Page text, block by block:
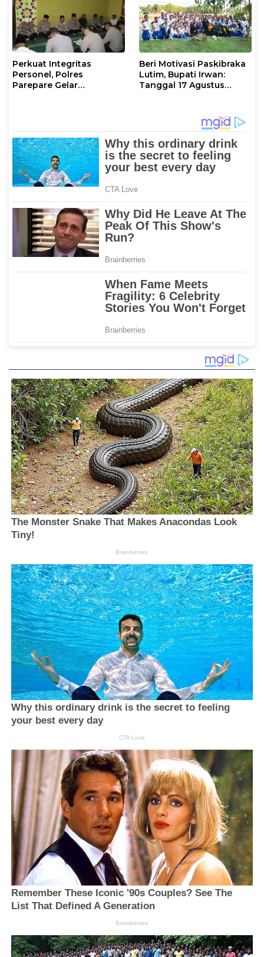
Perkuat Integritas
Personel, Polres
Parepare Gelar
Beri Motivasi Paskibraka
Lutim, Bupati Irwan:
Tanggal 17 Agustus